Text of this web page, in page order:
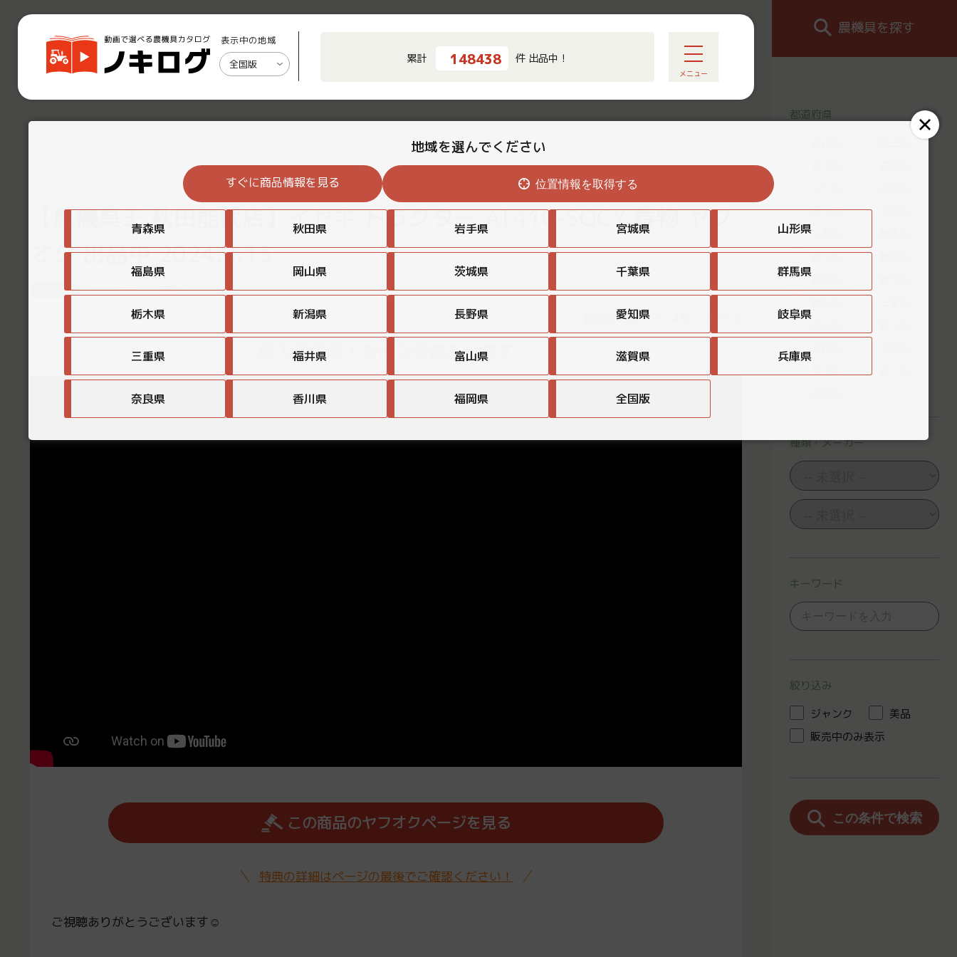
表示中の地域
全国版 累計 148438 件 出品中！
メニュー
【農機具王 秋田能代店】イセキ トラクター AT41C-SQCY 春物 ヤフ
オク 出品中 2024.2.13
秋田県 トラクター 春物
動画投稿日：2024年02月13日
購入者限定！お得な特典あります
この商品のヤフオクページを見る
特典の詳細はページの最後でご確認ください！
ご視聴ありがとうございます☺
農機具を探す
都道府県
岡山県
千葉県
栃木県
長野県
種類・メーカー
キーワード
絞り込み
ジャンク
美品
販売中のみ表示
この条件で検索
地域を選んでください
すぐに商品情報を見る 位置情報を取得する
青森県 秋田県 岩手県 宮城県 山形県
福島県 岡山県 茨城県 千葉県 群馬県
栃木県 新潟県 長野県 愛知県 岐阜県
三重県 福井県 富山県 滋賀県 兵庫県
奈良県 香川県 福岡県 全国版